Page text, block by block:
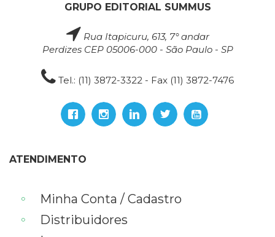
GRUPO EDITORIAL SUMMUS
Rua Itapicuru, 613, 7° andar
Perdizes CEP 05006-000 - São Paulo - SP
Tel.: (11) 3872-3322 - Fax (11) 3872-7476
ATENDIMENTO
Minha Conta / Cadastro
Distribuidores